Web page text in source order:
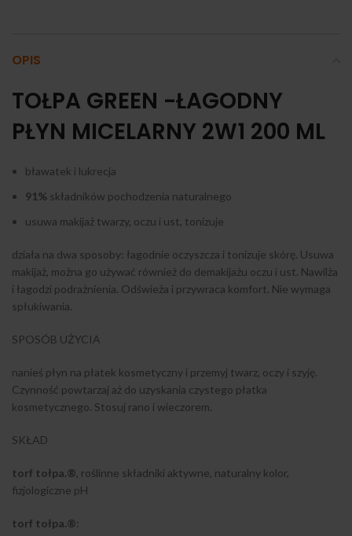
OPIS
TOŁPA GREEN -ŁAGODNY
PŁYN MICELARNY 2W1 200 ML
bławatek i lukrecja
91% składników pochodzenia naturalnego
usuwa makijaż twarzy, oczu i ust, tonizuje
działa na dwa sposoby: łagodnie oczyszcza i tonizuje skórę. Usuwa
makijaż, można go używać również do demakijażu oczu i ust. Nawilża
i łagodzi podrażnienia. Odświeża i przywraca komfort. Nie wymaga
spłukiwania.
SPOSÓB UŻYCIA
nanieś płyn na płatek kosmetyczny i przemyj twarz, oczy i szyję.
Czynność powtarzaj aż do uzyskania czystego płatka
kosmetycznego. Stosuj rano i wieczorem.
SKŁAD
torf tołpa.® , roślinne składniki aktywne, naturalny kolor,
fizjologiczne pH
torf tołpa.®: